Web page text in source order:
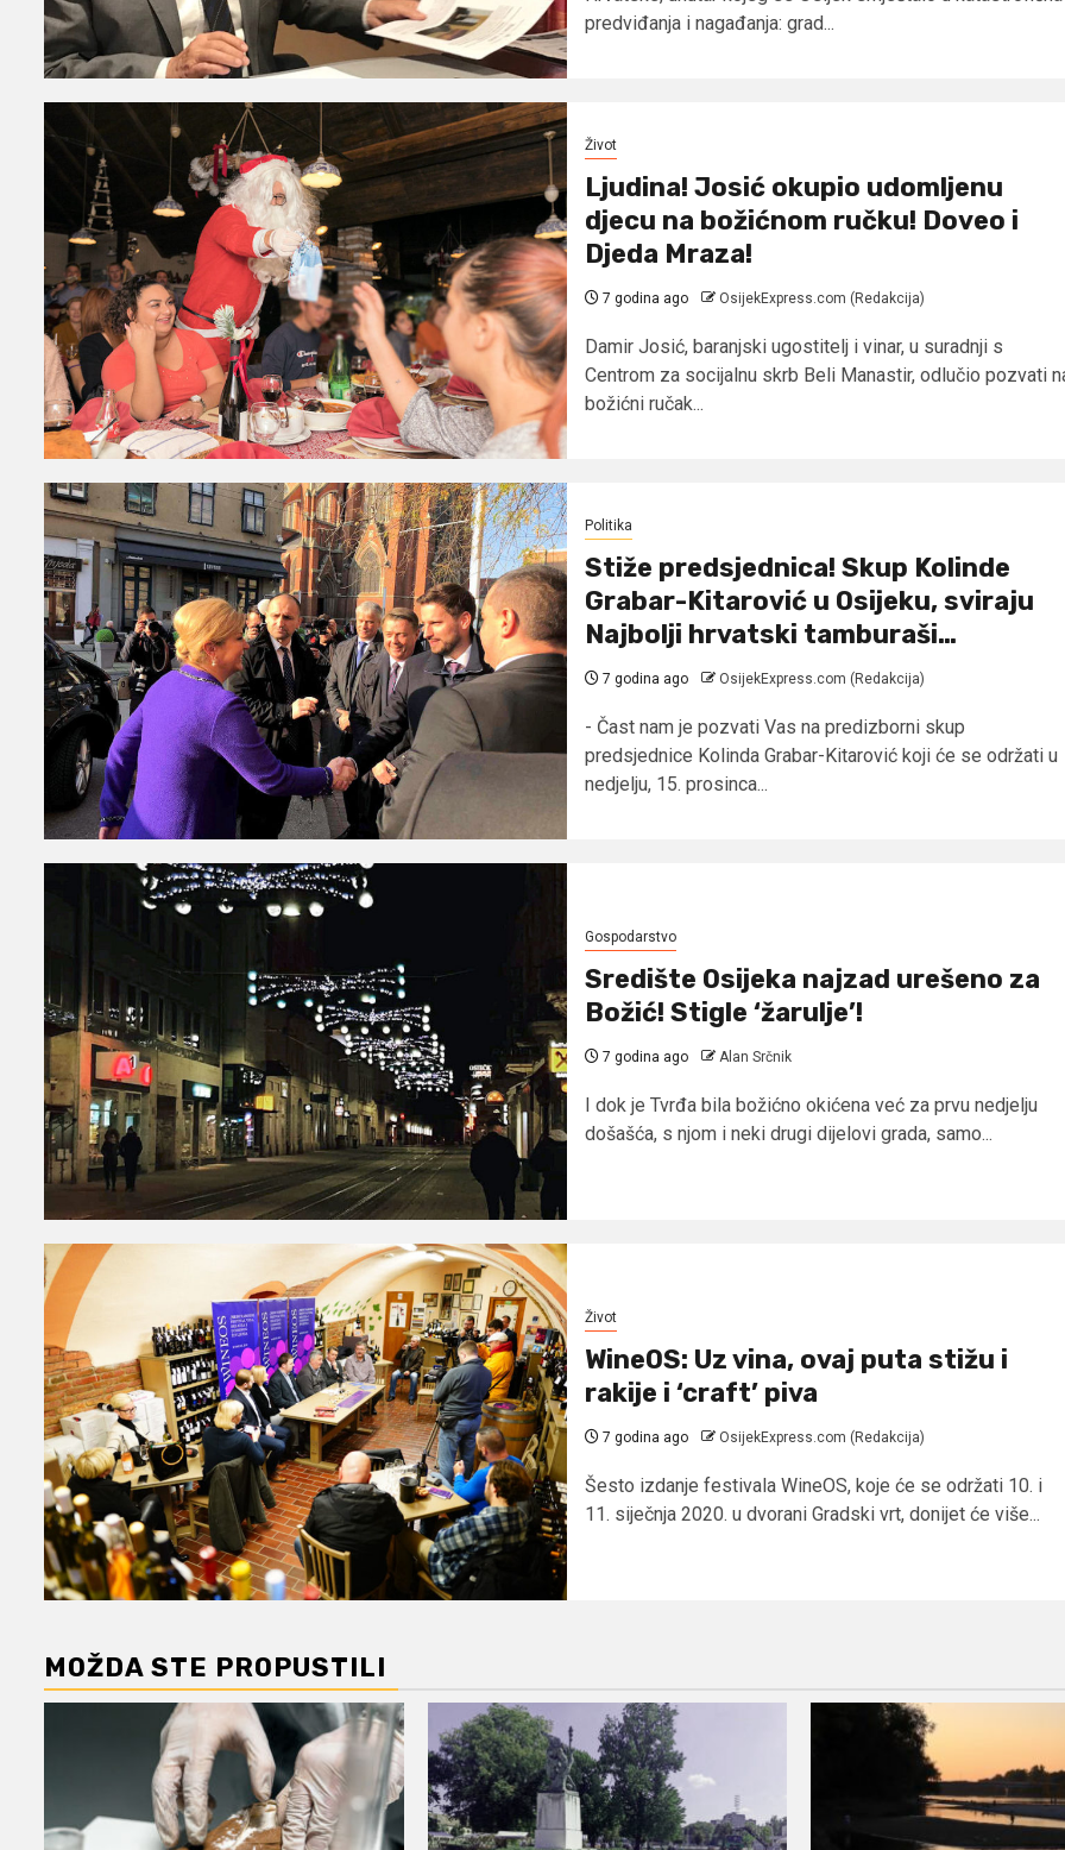
predviđanja i nagađanja: grad...
Život
Ljudina! Josić okupio udomljenu
djecu na božićnom ručku! Doveo i
Djeda Mraza!
7 godina ago OsijekExpress.com (Redakcija)
Damir Josić, baranjski ugostitelj i vinar, u suradnji s
Centrom za socijalnu skrb Beli Manastir, odlučio pozvati
božićni ručak...
Politika
Stiže predsjednica! Skup Kolinde
Grabar-Kitarović u Osijeku, sviraju
Najbolji hrvatski tamburaši…
7 godina ago OsijekExpress.com (Redakcija)
- Čast nam je pozvati Vas na predizborni skup
predsjednice Kolinda Grabar-Kitarović koji će se održati u
nedjelju, 15. prosinca...
Gospodarstvo
Središte Osijeka najzad urešeno za
Božić! Stigle ‘žarulje’!
7 godina ago Alan Srčnik
I dok je Tvrđa bila božićno okićena već za prvu nedjelju
došašća, s njom i neki drugi dijelovi grada, samo...
Život
WineOS: Uz vina, ovaj puta stižu i
rakije i ‘craft’ piva
7 godina ago OsijekExpress.com (Redakcija)
Šesto izdanje festivala WineOS, koje će se održati 10. i
11. siječnja 2020. u dvorani Gradski vrt, donijet će više...
MOŽDA STE PROPUSTILI